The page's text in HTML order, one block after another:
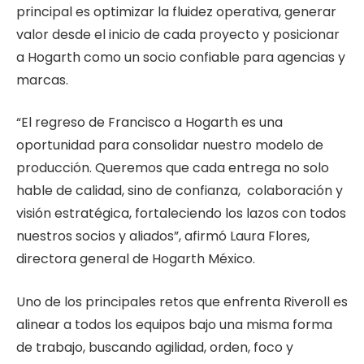
principal es optimizar la fluidez operativa, generar
valor desde el inicio de cada proyecto y posicionar
a Hogarth como un socio confiable para agencias y
marcas.
“El regreso de Francisco a Hogarth es una
oportunidad para consolidar nuestro modelo de
producción. Queremos que cada entrega no solo
hable de calidad, sino de confianza, colaboración y
visión estratégica, fortaleciendo los lazos con todos
nuestros socios y aliados”, afirmó Laura Flores,
directora general de Hogarth México.
Uno de los principales retos que enfrenta Riveroll es
alinear a todos los equipos bajo una misma forma
de trabajo, buscando agilidad, orden, foco y